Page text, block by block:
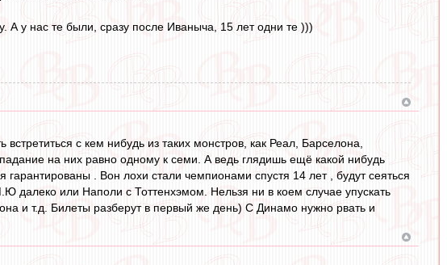
А у нас те были, сразу после Иваныча, 15 лет одни те )))
с кем нибудь из таких монстров, как Реал, Барселона,
на них равно одному к семи. А ведь глядишь ещё какой нибудь
. Вон лохи стали чемпионами спустя 14 лет , будут сеяться
далеко или Наполи с Тоттенхэмом. Нельзя ни в коем случае упускать
и т.д. Билеты разберут в первый же день) С Динамо нужно рвать и